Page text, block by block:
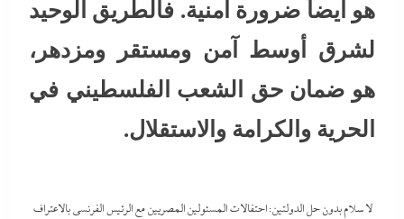
هو أيضاً ضرورة أمنية. فالطريق الوحيد
لشرق أوسط آمن ومستقر ومزدهر،
هو ضمان حق الشعب الفلسطيني في
الحرية والكرامة والاستقلال.
لا سلام بدون حل الدولتين: احتفالات المسئولين المصريين مع الرئيس الفرنسي بالاعتراف